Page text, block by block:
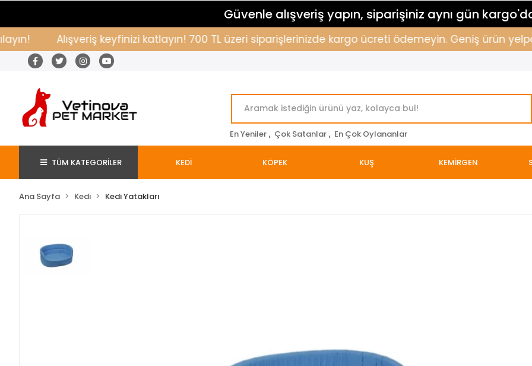
Güvenle alışveriş yapın, siparişiniz aynı gün
Alışveriş keyfinizi katlayın! 700 TL üzeri siparişlerinizde kargo ücreti ödemeyin. Geniş ürün
En Yeniler , Çok Satanlar , En Çok Oylananlar
TÜM KATEGORİLER KEDİ KÖPEK KUŞ KEMİRGEN
Ana Sayfa Kedi Kedi Yatakları